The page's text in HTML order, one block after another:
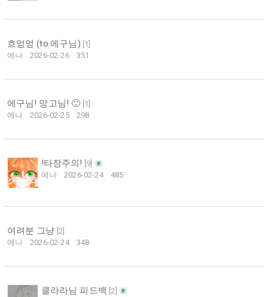
흐엉엉 (to.에구님) 1
에나
2026-02-26 351
에구님! 망고님! 🙂 1
에나
2026-02-25 298
!타장주의! 9
에나
2026-02-24 485
여려분 그냥 [2
에나
2026-02-24 348
클라라님 피드백 [2